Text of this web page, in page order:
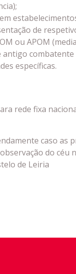
de
ou APOM
específicas.
rede fixa
caso as
do
de Leiria